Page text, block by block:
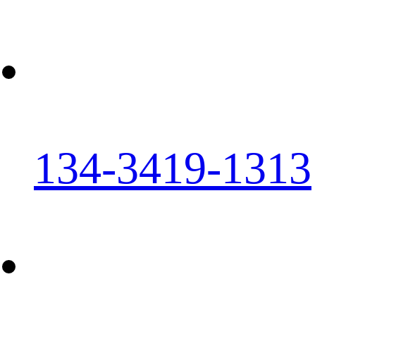
134-3419-1313